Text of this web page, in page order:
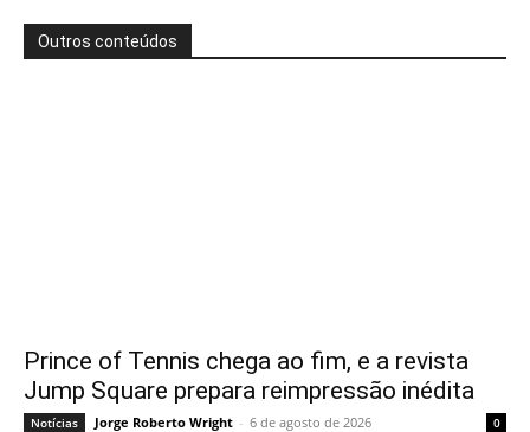
Outros conteúdos
Prince of Tennis chega ao fim, e a revista
Jump Square prepara reimpressão inédita
Notícias Jorge Roberto Wright - 6 de agosto de 2026 0